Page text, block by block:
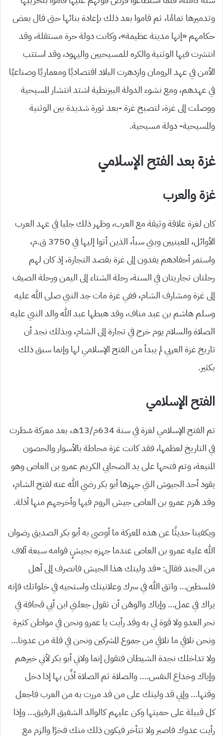
وتدميرها تمامًا، ثم قاموا بعد ذلك بإعادة بنائها حتى قال بعض
حكامهم «إنها مدينة عظيمة»، وكانت دولة حرة مستقلة، وقد
انتشرت فيها الوثنية والكره للمسيحيين واليهود، وقد استتب
الأمن في عهد الرومان وازدهرت البلاد اقتصاديًا ومعماريًا وصناعيًا
في عهدهم، ومع نشوء الدولة البيزنطية اشتد انتشار المسيحية
ووصلت إلى غزة، لتصبح غزة -بعد ثورة شديدة بين الوثنية
والمسيحية- دولة مسيحية.
غزة بعد الفتح الإسلامي
غزة والعرب
كان لغزة علاقة وثيقة مع العرب، وظهر ذلك جليا في عهد العرب
الأوائل، المعينيين وبني سبأ، الذين أتوا إليها في 3750 ق.م،
واستمر أحفادهم يفدون إلى غزة بقصد التجارة، إذ كان لهم
رحلتان تجاريتان في السنة، رحلة الشتاء إلى اليمن ورحلة الصيف
إلى غزة ومشارف الشام، ففي غزة مات جد النبي صلى الله عليه
وسلم هاشم بن عبد مناف، وقد هبطها عبد الله والد النبي عليه
الصلاة والسلام يوم خرج في تجارة إلى الشام، وبذلك نجد أن
تاريخ غزة العربي لم يبدأ من الفتح الإسلامي لها وإنما سبق ذلك
بكثير.
الفتح الإسلامي
تم الفتح الإسلامي لغزة في سنة 634م/13هـ، بعد معركة سُطرت
في التاريخ لعظمها، فقد كانت غزة محاطة بالأسوار والحصون
المنيعة، وتم فتحها على يد الصحابي الكريم عمرو بن العاص وهو
يقود أحد الجيوش التي جهزها أبو بكر رضي الله عنه لفتح الشام،
وقد هَزم عمرو بن العاص جيش الروم فيها وأخرجهم منها أذلة.
ويكفينا حديثًا عن هذه المعركة ما أوصى به أبو بكر الصديق رضوان
الله عليه عمرو بن العاص عندما جهزه بجيشٍ قوامه سبعة آلاف
من الجند فقال: «قد وليتك هذا الجيش فانصرف إلى أهل
فلسطين… واتق الله في سرك وعلانيتك واستحيه في خلواتك فإنه
يراك في عمل… وإياك والوهَن أن تقول جعلني ابن أبي قحافة في
نحر العدو ولا قوة لي به وقد رأيت يا عمرو ونحن في مواطن كثيرة
ونحن نلاقي ما نلاقي من جموع المشركين ونحن في قلة من عدونا…
ولا تداخلك نجدة الشيطان فتقول إنما ولاني أبو بكر لأني خيرهم
وإياك وخداع النفس…. والصلاة ثم الصلاة أذِّن بها إذا دخل
وقتها… وإني قد وليتك على من قد مررت به من العرب فاجعل
كل قبيلة على حميتها وكن عليهم كالوالد الشفيق الرفيق… وإذا
رأيت عدوك فاصبر ولا تتأخر فيكون ذلك منك فخرًا والزم مع